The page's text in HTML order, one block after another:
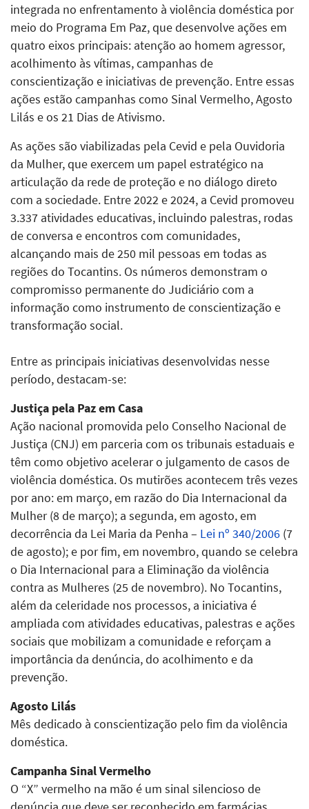
integrada no enfrentamento à violência doméstica por
meio do Programa Em Paz, que desenvolve ações em
quatro eixos principais: atenção ao homem agressor,
acolhimento às vítimas, campanhas de
conscientização e iniciativas de prevenção. Entre essas
ações estão campanhas como Sinal Vermelho, Agosto
Lilás e os 21 Dias de Ativismo.
As ações são viabilizadas pela Cevid e pela Ouvidoria
da Mulher, que exercem um papel estratégico na
articulação da rede de proteção e no diálogo direto
com a sociedade. Entre 2022 e 2024, a Cevid promoveu
3.337 atividades educativas, incluindo palestras, rodas
de conversa e encontros com comunidades,
alcançando mais de 250 mil pessoas em todas as
regiões do Tocantins. Os números demonstram o
compromisso permanente do Judiciário com a
informação como instrumento de conscientização e
transformação social.
Entre as principais iniciativas desenvolvidas nesse
período, destacam-se:
Justiça pela Paz em Casa
Ação nacional promovida pelo Conselho Nacional de
Justiça (CNJ) em parceria com os tribunais estaduais e
têm como objetivo acelerar o julgamento de casos de
violência doméstica. Os mutirões acontecem três vezes
por ano: em março, em razão do Dia Internacional da
Mulher (8 de março); a segunda, em agosto, em
decorrência da Lei Maria da Penha – Lei nº 340/2006 (7
de agosto); e por fim, em novembro, quando se celebra
o Dia Internacional para a Eliminação da violência
contra as Mulheres (25 de novembro). No Tocantins,
além da celeridade nos processos, a iniciativa é
ampliada com atividades educativas, palestras e ações
sociais que mobilizam a comunidade e reforçam a
importância da denúncia, do acolhimento e da
prevenção.
Agosto Lilás
Mês dedicado à conscientização pelo fim da violência
doméstica.
Campanha Sinal Vermelho
O “X” vermelho na mão é um sinal silencioso de